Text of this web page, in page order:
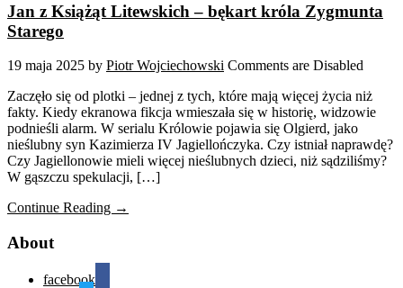
Jan z Książąt Litewskich – bękart króla Zygmunta
Starego
19 maja 2025 by Piotr Wojciechowski Comments are Disabled
Zaczęło się od plotki – jednej z tych, które mają więcej życia niż
fakty. Kiedy ekranowa fikcja wmieszała się w historię, widzowie
podnieśli alarm. W serialu Królowie pojawia się Olgierd, jako
nieślubny syn Kazimierza IV Jagiellończyka. Czy istniał naprawdę?
Czy Jagiellonowie mieli więcej nieślubnych dzieci, niż sądziliśmy?
W gąszczu spekulacji, […]
Continue Reading →
About
facebook